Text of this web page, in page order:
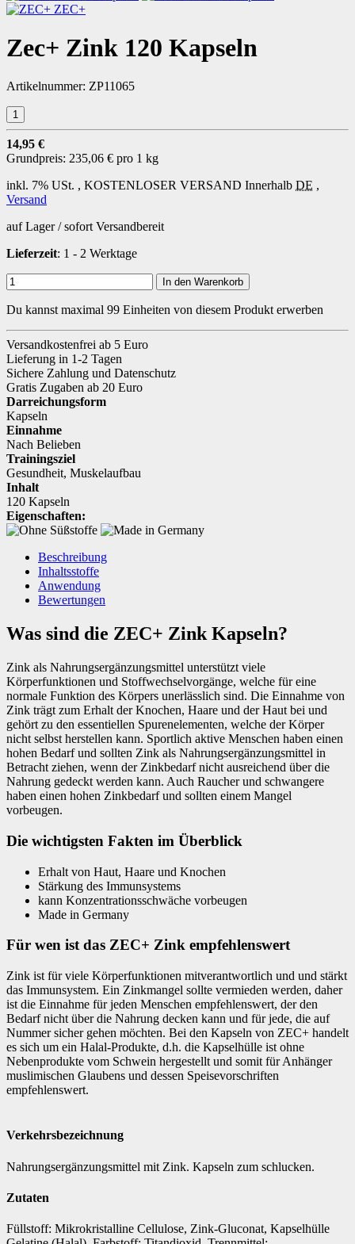
ZEC+
Zec+ Zink 120 Kapseln
Artikelnummer: ZP11065
14,95 €
Grundpreis: 235,06 € pro 1 kg
inkl. 7% USt. , KOSTENLOSER VERSAND Innerhalb DE ,
Versand
auf Lager / sofort Versandbereit
Lieferzeit: 1 - 2 Werktage
In den Warenkorb
Du kannst maximal 99 Einheiten von diesem Produkt erwerben
Versandkostenfrei ab 5 Euro
Lieferung in 1-2 Tagen
Sichere Zahlung und Datenschutz
Gratis Zugaben ab 20 Euro
Darreichungsform
Kapseln
Einnahme
Nach Belieben
Trainingsziel
Gesundheit, Muskelaufbau
Inhalt
120 Kapseln
Eigenschaften:
Beschreibung
Inhaltsstoffe
Anwendung
Bewertungen
Was sind die ZEC+ Zink Kapseln?
Zink als Nahrungsergänzungsmittel unterstützt viele
Körperfunktionen und Stoffwechselvorgänge, welche für eine
normale Funktion des Körpers unerlässlich sind. Die Einnahme von
Zink trägt zum Erhalt der Knochen, Haare und der Haut bei und
gehört zu den essentiellen Spurenelementen, welche der Körper
nicht selbst herstellen kann. Sportlich aktive Menschen haben einen
hohen Bedarf und sollten Zink als Nahrungsergänzungsmittel in
Betracht ziehen, wenn der Zinkbedarf nicht ausreichend über die
Nahrung gedeckt werden kann. Auch Raucher und schwangere
haben einen hohen Zinkbedarf und sollten einem Mangel
vorbeugen.
Die wichtigsten Fakten im Überblick
Erhalt von Haut, Haare und Knochen
Stärkung des Immunsystems
kann Konzentrationsschwäche vorbeugen
Made in Germany
Für wen ist das ZEC+ Zink empfehlenswert
Zink ist für viele Körperfunktionen mitverantwortlich und und stärkt
das Immunsystem. Ein Zinkmangel sollte vermieden werden, daher
ist die Einnahme für jeden Menschen empfehlenswert, der den
Bedarf nicht über die Nahrung decken kann und für jede, die auf
Nummer sicher gehen möchten. Bei den Kapseln von ZEC+ handelt
es sich um ein Halal-Produkte, d.h. die Kapselhülle ist ohne
Nebenprodukte vom Schwein hergestellt und somit für Anhänger
muslimischen Glaubens und dessen Speisevorschriften
empfehlenswert.
Verkehrsbezeichnung
Nahrungsergänzungsmittel mit Zink. Kapseln zum schlucken.
Zutaten
Füllstoff: Mikrokristalline Cellulose, Zink-Gluconat, Kapselhülle